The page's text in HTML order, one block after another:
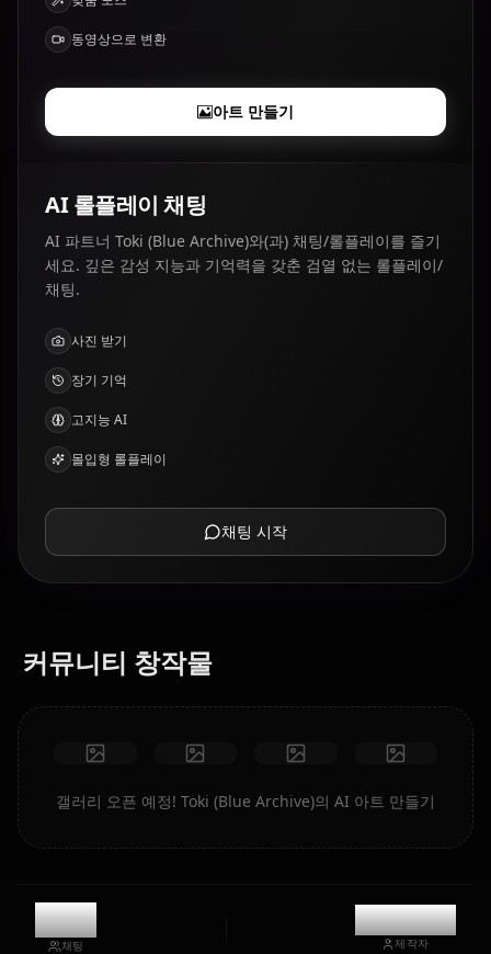
동영상으로 변환
아트 만들기
AI 롤플레이 채팅
AI 파트너 Toki (Blue Archive)와(과) 채팅/롤플레이를 즐기
세요. 깊은 감성 지능과 기억력을 갖춘 검열 없는 롤플레이/
채팅.
사진 받기
장기 기억
고지능 AI
몰입형 롤플레이
채팅 시작
커뮤니티 창작물
갤러리 오픈 예정! Toki (Blue Archive)의 AI 아트 만들기
9.7k
채팅
@kanashi
제작자